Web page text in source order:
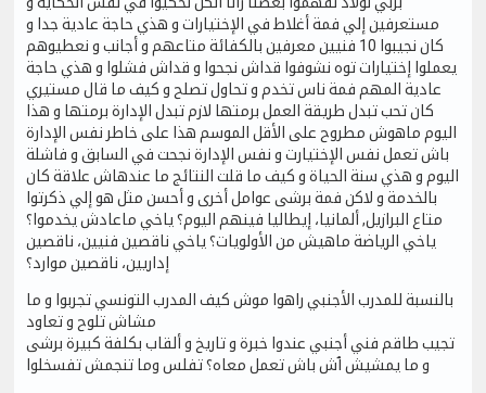
مستعرفين إلي فمة أغلاط في الإختيارات و هذي حاجة عادية جدا و
كان نجيبوا 10 فنيين معرفين بالكفائة متاعهم و أجانب و نعطيوهم
يعملوا إختيارات توه نشوفوا قداش نجحوا و قداش فشلوا و هذي حاجة
عادية المهم فمة ناس تخدم و تحاول تصلح و كيف ما قال مستيري
كان تحب تبدل طريقة العمل برمتها لازم تبدل الإدارة برمتها و هذا
اليوم ماهوش مطروح على الأقل الموسم هذا على خاطر نفس الإدارة
باش تعمل نفس الإختيارت و نفس الإدارة نجحت في السابق و فاشلة
اليوم و هذي سنة الحياة و كيف ما قلت النتائج ما عندهاش علاقة كان
بالخدمة و لاكن فمة برشى عوامل أخرى و أحسن مثل هو إلي ذكرتوا
متاع البرازيل, ألمانيا، إيطاليا فينهم اليوم؟ ياخي ماعادش يخدموا؟
ياخي الرياضة ماهيش من الأولويات؟ ياخي ناقصين فنيين، ناقصين
إداريين، ناقصين موارد؟
بالنسبة للمدرب الأجنبي راهوا موش كيف المدرب التونسي تجربوا و ما
مشاش تلوح و تعاود
تجيب طاقم فني أجنبي عندوا خبرة و تاريخ و ألقاب بكلفة كبيرة برشى
و ما يمشيش ٱش باش تعمل معاه؟ تفلس وما تنجمش تفسخلوا